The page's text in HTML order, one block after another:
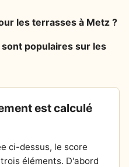
les terrasses à Metz ?
populaires sur les
est calculé
ci-dessus, le score
éléments. D'abord